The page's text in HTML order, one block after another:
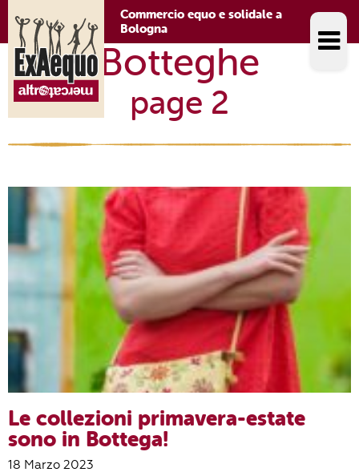
Commercio equo e solidale a
Bologna
Botteghe
page 2
Le collezioni primavera-estate
sono in Bottega!
18 Marzo 2023